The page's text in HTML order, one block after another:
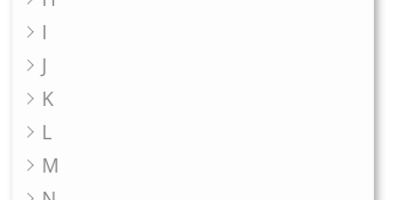
I
J
K
L
M